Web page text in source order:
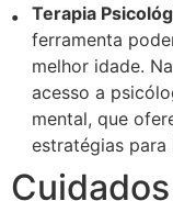
Terapia
ferramenta
melhor idade.
acesso a
mental, que
estratégias para